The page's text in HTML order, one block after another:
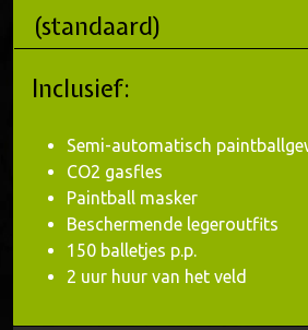
(standaard)
Inclusief:
Semi-automatisch
CO2 gasfles
Paintball masker
Beschermende legeroutfits
150 balletjes p.p.
2 uur huur van het veld